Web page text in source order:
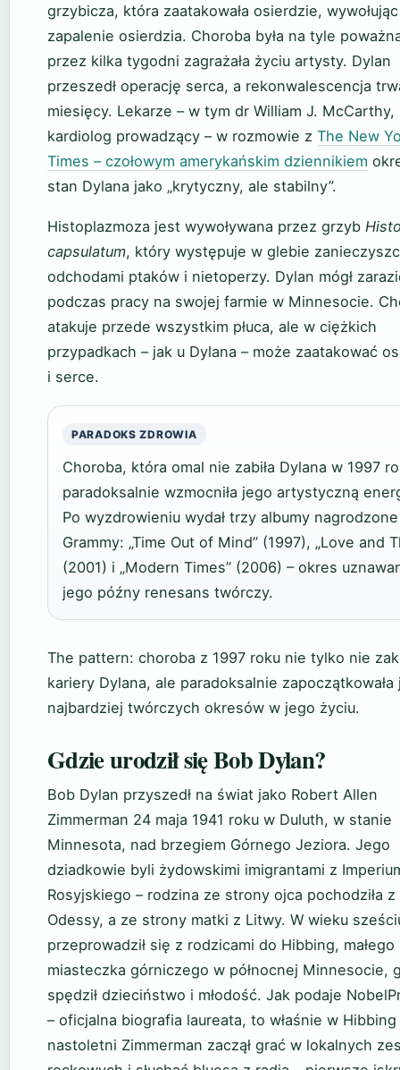
grzybicza, która zaatakowała osierdzie, wywołując
zapalenie osierdzia. Choroba była na tyle
przez kilka tygodni zagrażała życiu artysty. Dylan
przeszedł operację serca, a rekonwalescencja
miesięcy. Lekarze – w tym dr William J. McCarthy,
kardiolog prowadzący – w rozmowie z The New
Times – czołowym amerykańskim dziennikiem
stan Dylana jako „krytyczny, ale stabilny”.
Histoplazmoza jest wywoływana przez grzyb
capsulatum, który występuje w glebie
odchodami ptaków i nietoperzy. Dylan mógł
podczas pracy na swojej farmie w Minnesocie.
atakuje przede wszystkim płuca, ale w ciężkich
przypadkach – jak u Dylana – może zaatakować
i serce.
PARADOKS ZDROWIA
Choroba, która omal nie zabiła Dylana w 1997
paradoksalnie wzmocniła jego artystyczną
Po wyzdrowieniu wydał trzy albumy nagrodzone
Grammy: „Time Out of Mind” (1997), „Love and
(2001) i „Modern Times” (2006) – okres
jego późny renesans twórczy.
The pattern: choroba z 1997 roku nie tylko nie
kariery Dylana, ale paradoksalnie zapoczątkowała
najbardziej twórczych okresów w jego życiu.
Gdzie urodził się Bob Dylan?
Bob Dylan przyszedł na świat jako Robert Allen
Zimmerman 24 maja 1941 roku w Duluth, w stanie
Minnesota, nad brzegiem Górnego Jeziora. Jego
dziadkowie byli żydowskimi imigrantami z
Rosyjskiego – rodzina ze strony ojca pochodziła z
Odessy, a ze strony matki z Litwy. W wieku
przeprowadził się z rodzicami do Hibbing, małego
miasteczka górniczego w północnej Minnesocie,
spędził dzieciństwo i młodość. Jak podaje
– oficjalna biografia laureata, to właśnie w Hibbing
nastoletni Zimmerman zaczął grać w lokalnych